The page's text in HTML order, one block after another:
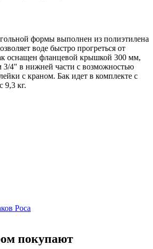
формы выполнен из полиэтилена
воде быстро прогреться от
оснащен фланцевой крышкой 300 мм,
3/4" в нижней части с возможностью
с краном. Бак идет в комплекте с
9,3 кг.
Роса
покупают